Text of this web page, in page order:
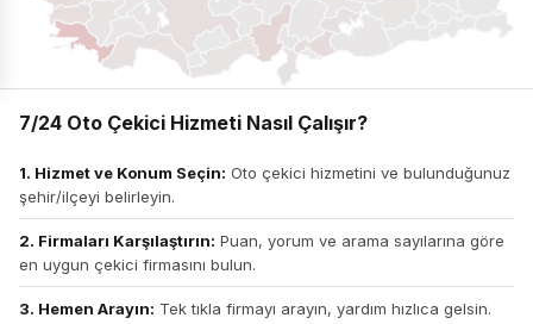
7/24 Oto Çekici Hizmeti Nasıl Çalışır?
1. Hizmet ve Konum Seçin: Oto çekici hizmetini ve bulunduğunuz
şehir/ilçeyi belirleyin.
2. Firmaları Karşılaştırın: Puan, yorum ve arama sayılarına göre
en uygun çekici firmasını bulun.
3. Hemen Arayın: Tek tıkla firmayı arayın, yardım hızlıca gelsin.